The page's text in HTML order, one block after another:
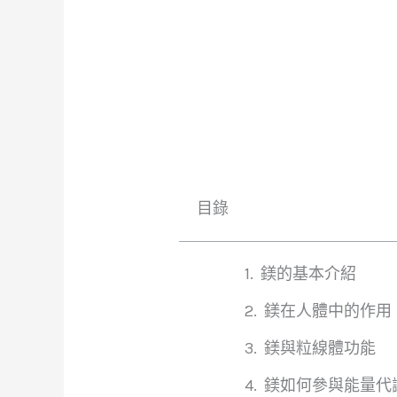
目錄
鎂的基本介紹
鎂在人體中的作用
鎂與粒線體功能
鎂如何參與能量代